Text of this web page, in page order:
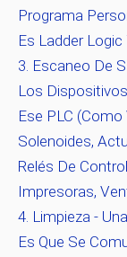
Programa
Es Ladder
Escaneo De
Los
Ese PLC (como
Solenoides,
Relés De
Impresoras,
Limpieza -
Es Que Se